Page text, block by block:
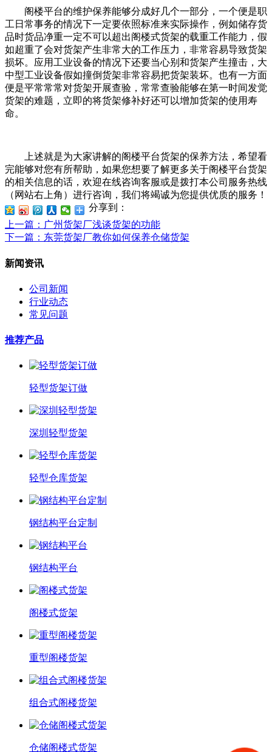
阁楼平台的维护保养能够分成好几个一部分，一个便是职
工日常事务的情况下一定要依照标准来实际操作，例如储存货
品时货品净重一定不可以超出阁楼式货架的载重工作能力，假
如超重了会对货架产生非常大的工作压力，非常容易导致货架
损坏。应用工业设备的情况下还要当心别和货架产生撞击，大
中型工业设备假如撞倒货架非常容易把货架装坏。也有一方面
便是平常常常对货架开展查验，常常查验能够在第一时间发觉
货架的难题，立即的将货架修补好还可以增加货架的使用寿
命。
上述就是为大家讲解的阁楼平台货架的保养方法，希望看
完能够对您有所帮助，如果您想要了解更多关于阁楼平台货架
的相关信息的话，欢迎在线咨询客服或是拨打本公司服务热线
（网站右上角）进行咨询，我们将竭诚为您提供优质的服务！
分享到：
上一篇 ：广州货架厂浅谈货架的功能
下一篇 ：东莞货架厂教你如何保养仓储货架
新闻资讯
公司新闻
行业动态
常见问题
推荐产品
轻型货架订做
深圳轻型货架
轻型仓库货架
钢结构平台定制
钢结构平台
阁楼式货架
重型阁楼货架
组合式阁楼货架
仓储阁楼式货架